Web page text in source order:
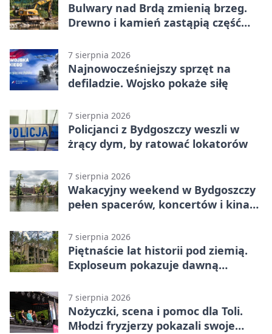
Bulwary nad Brdą zmienią brzeg.
Drewno i kamień zastąpią część
7 sierpnia 2026
Najnowocześniejszy sprzęt na
defiladzie. Wojsko pokaże siłę
7 sierpnia 2026
Policjanci z Bydgoszczy weszli w
żrący dym, by ratować lokatorów
7 sierpnia 2026
Wakacyjny weekend w Bydgoszczy
pełen spacerów, koncertów i kina
7 sierpnia 2026
Piętnaście lat historii pod ziemią.
Exploseum pokazuje dawną
7 sierpnia 2026
Nożyczki, scena i pomoc dla Toli.
Młodzi fryzjerzy pokazali swoje